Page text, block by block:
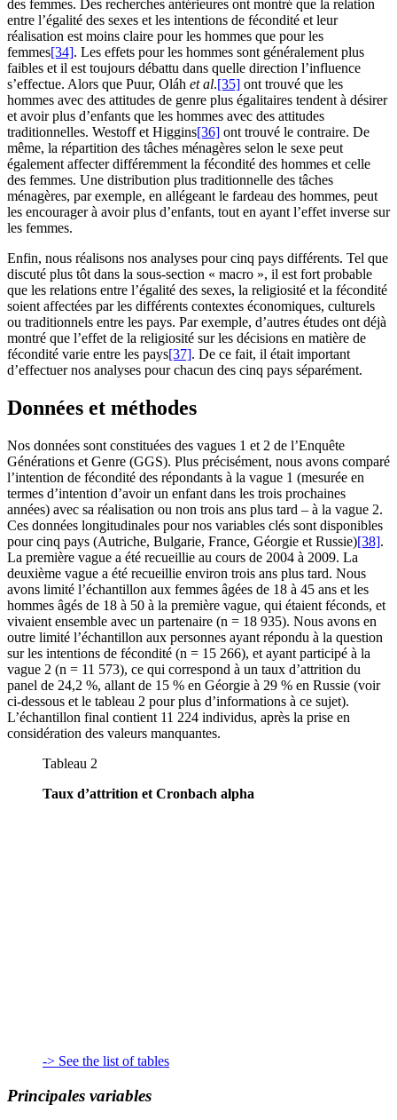
des femmes. Des recherches antérieures ont montré que la relation
entre l’égalité des sexes et les intentions de fécondité et leur
réalisation est moins claire pour les hommes que pour les
femmes[34]. Les effets pour les hommes sont généralement plus
faibles et il est toujours débattu dans quelle direction l’influence
s’effectue. Alors que Puur, Oláh et al.[35] ont trouvé que les
hommes avec des attitudes de genre plus égalitaires tendent à désirer
et avoir plus d’enfants que les hommes avec des attitudes
traditionnelles. Westoff et Higgins[36] ont trouvé le contraire. De
même, la répartition des tâches ménagères selon le sexe peut
également affecter différemment la fécondité des hommes et celle
des femmes. Une distribution plus traditionnelle des tâches
ménagères, par exemple, en allégeant le fardeau des hommes, peut
les encourager à avoir plus d’enfants, tout en ayant l’effet inverse sur
les femmes.
Enfin, nous réalisons nos analyses pour cinq pays différents. Tel que
discuté plus tôt dans la sous-section « macro », il est fort probable
que les relations entre l’égalité des sexes, la religiosité et la fécondité
soient affectées par les différents contextes économiques, culturels
ou traditionnels entre les pays. Par exemple, d’autres études ont déjà
montré que l’effet de la religiosité sur les décisions en matière de
fécondité varie entre les pays[37]. De ce fait, il était important
d’effectuer nos analyses pour chacun des cinq pays séparément.
Données et méthodes
Nos données sont constituées des vagues 1 et 2 de l’Enquête
Générations et Genre (GGS). Plus précisément, nous avons comparé
l’intention de fécondité des répondants à la vague 1 (mesurée en
termes d’intention d’avoir un enfant dans les trois prochaines
années) avec sa réalisation ou non trois ans plus tard – à la vague 2.
Ces données longitudinales pour nos variables clés sont disponibles
pour cinq pays (Autriche, Bulgarie, France, Géorgie et Russie)[38].
La première vague a été recueillie au cours de 2004 à 2009. La
deuxième vague a été recueillie environ trois ans plus tard. Nous
avons limité l’échantillon aux femmes âgées de 18 à 45 ans et les
hommes âgés de 18 à 50 à la première vague, qui étaient féconds, et
vivaient ensemble avec un partenaire (n = 18 935). Nous avons en
outre limité l’échantillon aux personnes ayant répondu à la question
sur les intentions de fécondité (n = 15 266), et ayant participé à la
vague 2 (n = 11 573), ce qui correspond à un taux d’attrition du
panel de 24,2 %, allant de 15 % en Géorgie à 29 % en Russie (voir
ci-dessous et le tableau 2 pour plus d’informations à ce sujet).
L’échantillon final contient 11 224 individus, après la prise en
considération des valeurs manquantes.
Tableau 2
Taux d’attrition et Cronbach alpha
-> See the list of tables
Principales variables